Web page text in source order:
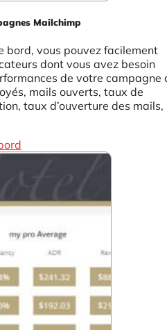
Mailchimp
bord, vous pouvez facilement
dont vous avez besoin
de votre campagne
mails ouverts, taux de
taux d’ouverture des mails,